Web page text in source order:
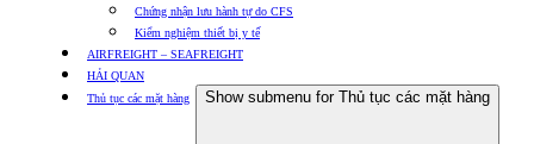
Chứng nhận lưu hành tự do CFS
Kiểm nghiệm thiết bị y tế
AIRFREIGHT – SEAFREIGHT
HẢI QUAN
Thủ tục các mặt hàng
Show submenu for Thủ tục các mặt hàng